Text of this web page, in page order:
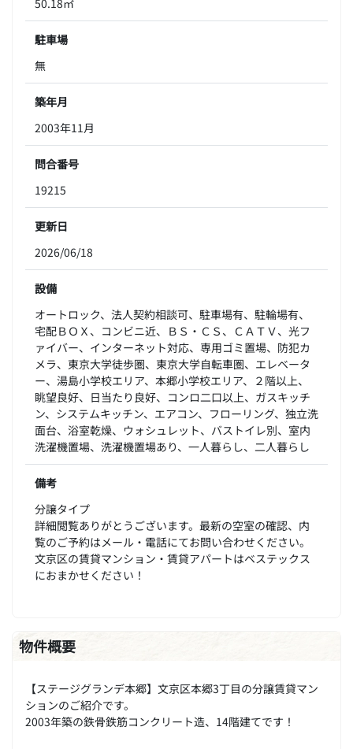
駐車場
無
築年月
2003年11月
問合番号
19215
更新日
2026/06/18
設備
オートロック、法人契約相談可、駐車場有、駐輪場有、
宅配ＢＯＸ、コンビニ近、ＢＳ・ＣＳ、ＣＡＴＶ、光フ
ァイバー、インターネット対応、専用ゴミ置場、防犯カ
メラ、東京大学徒歩圏、東京大学自転車圏、エレベータ
ー、湯島小学校エリア、本郷小学校エリア、２階以上、
眺望良好、日当たり良好、コンロ二口以上、ガスキッチ
ン、システムキッチン、エアコン、フローリング、独立洗
面台、浴室乾燥、ウォシュレット、バストイレ別、室内
洗濯機置場、洗濯機置場あり、一人暮らし、二人暮らし
備考
分譲タイプ
詳細閲覧ありがとうございます。最新の空室の確認、内
覧のご予約はメール・電話にてお問い合わせください。
文京区の賃貸マンション・賃貸アパートはベステックス
におまかせください！
物件概要
【ステージグランデ本郷】文京区本郷3丁目の分譲賃貸マン
ションのご紹介です。
2003年築の鉄骨鉄筋コンクリート造、14階建てです！